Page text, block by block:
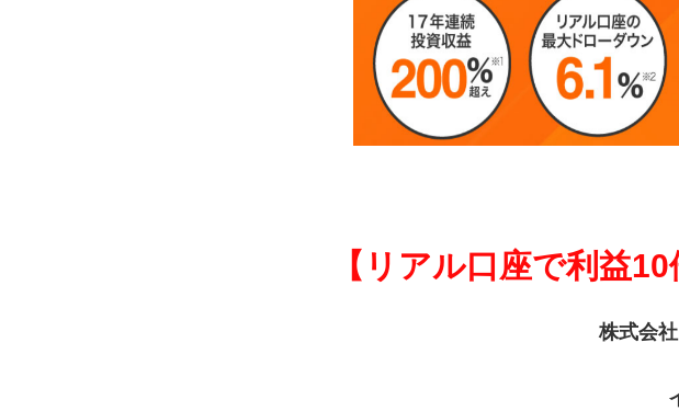
【リアル口座で利益
株式会